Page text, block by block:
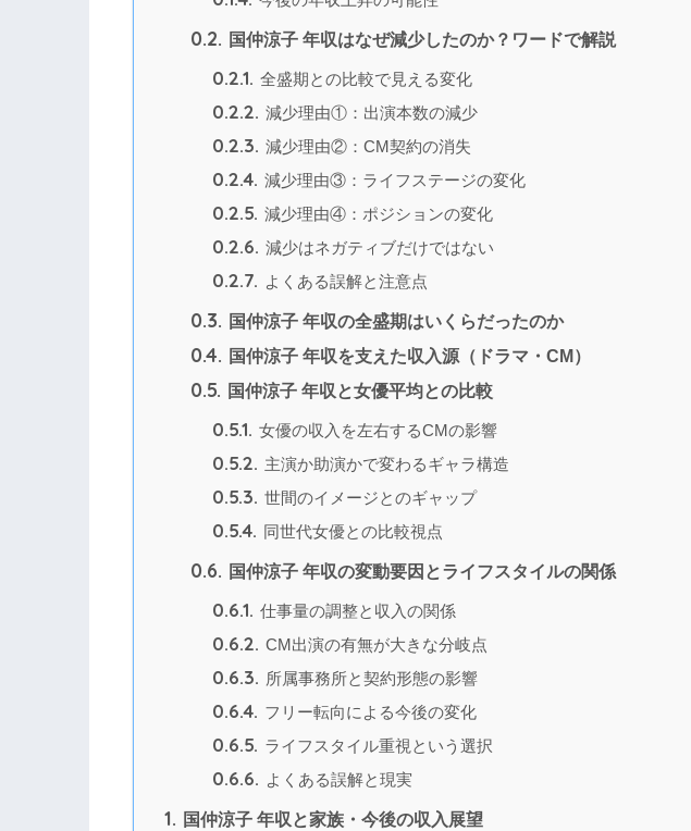
0.2. 国仲涼子 年収はなぜ減少したのか？ワードで解説
0.2.1. 全盛期との比較で見える変化
0.2.2. 減少理由①：出演本数の減少
0.2.3. 減少理由②：CM契約の消失
0.2.4. 減少理由③：ライフステージの変化
0.2.5. 減少理由④：ポジションの変化
0.2.6. 減少はネガティブだけではない
0.2.7. よくある誤解と注意点
0.3. 国仲涼子 年収の全盛期はいくらだったのか
0.4. 国仲涼子 年収を支えた収入源（ドラマ・CM）
0.5. 国仲涼子 年収と女優平均との比較
0.5.1. 女優の収入を左右するCMの影響
0.5.2. 主演か助演かで変わるギャラ構造
0.5.3. 世間のイメージとのギャップ
0.5.4. 同世代女優との比較視点
0.6. 国仲涼子 年収の変動要因とライフスタイルの関係
0.6.1. 仕事量の調整と収入の関係
0.6.2. CM出演の有無が大きな分岐点
0.6.3. 所属事務所と契約形態の影響
0.6.4. フリー転向による今後の変化
0.6.5. ライフスタイル重視という選択
0.6.6. よくある誤解と現実
1. 国仲涼子 年収と家族・今後の収入展望